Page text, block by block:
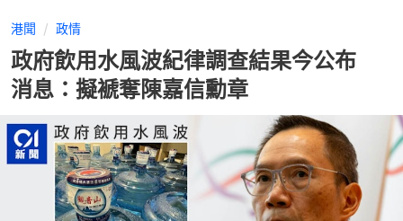
港聞 政情
政府飲用水風波紀律調查結果今公布
消息：擬褫奪陳嘉信勳章